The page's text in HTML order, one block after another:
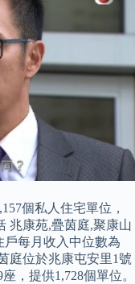
個私人住宅單位，
兆康苑,疊茵庭,聚康山
每月收入中位數為
庭位於兆康屯安里1號
，提供1,728個單位。